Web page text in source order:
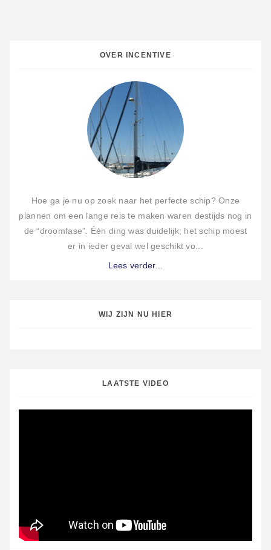
OVER INCENTIVE
Hoe ga je nu op zoek naar het perfecte schip? Onze
plannen om een lange reis te maken waren destijds nog in
de “droomfase”. Één ding was duidelijk; het schip moest
er in ieder geval wel geschikt vo...
Lees verder...
WIJ ZIJN NU HIER
LAATSTE VIDEO